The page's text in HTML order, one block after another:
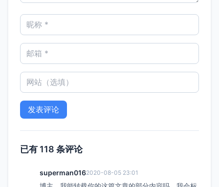
已有 118 条评论
superman0162020-08-05 23:01